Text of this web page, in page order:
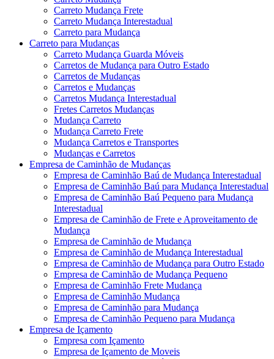
Carreto Mudança Frete
Carreto Mudança Interestadual
Carreto para Mudança
Carreto para Mudanças
Carreto Mudança Guarda Móveis
Carretos de Mudança para Outro Estado
Carretos de Mudanças
Carretos e Mudanças
Carretos Mudança Interestadual
Fretes Carretos Mudanças
Mudança Carreto
Mudança Carreto Frete
Mudança Carretos e Transportes
Mudanças e Carretos
Empresa de Caminhão de Mudanças
Empresa de Caminhão Baú de Mudança Interestadual
Empresa de Caminhão Baú para Mudança Interestadual
Empresa de Caminhão Baú Pequeno para Mudança
Interestadual
Empresa de Caminhão de Frete e Aproveitamento de
Mudança
Empresa de Caminhão de Mudança
Empresa de Caminhão de Mudança Interestadual
Empresa de Caminhão de Mudança para Outro Estado
Empresa de Caminhão de Mudança Pequeno
Empresa de Caminhão Frete Mudança
Empresa de Caminhão Mudança
Empresa de Caminhão para Mudança
Empresa de Caminhão Pequeno para Mudança
Empresa de Içamento
Empresa com Içamento
Empresa de Içamento de Moveis